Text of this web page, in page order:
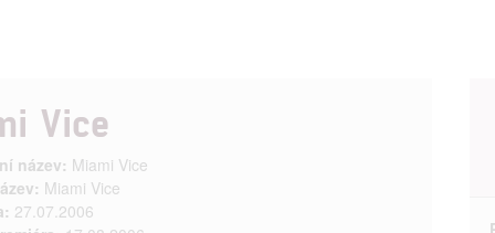
Vice
název: Miami Vice
Miami Vice
27.07.2006